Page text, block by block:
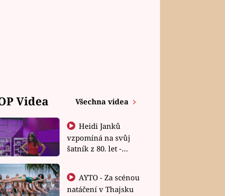
Videa Všechna videa
Heidi Janků
vzpomíná na svůj
šatník z 80. let -
natáčení v Thajsku